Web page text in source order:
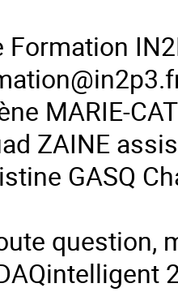
Formation
MARIE-
ZAINE
GASQ
question,